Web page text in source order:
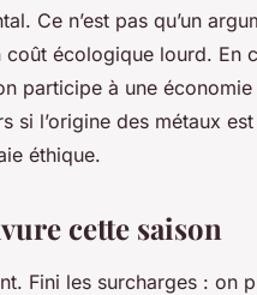
Ce n’est pas qu’un
coût écologique lourd. En
participe à une
si l’origine des métaux
éthique.
cette saison
Fini les surcharges : on